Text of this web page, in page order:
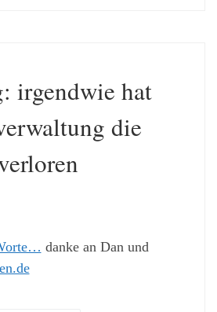
irgendwie hat
die
danke an Dan und